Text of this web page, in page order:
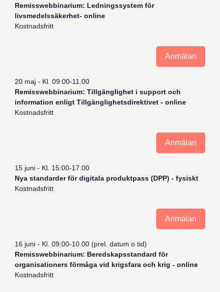
Remisswebbinarium: Ledningssystem för
livsmedelssäkerhet- online
Kostnadsfritt
Anmälan
20 maj - Kl. 09:00-11.00
Remisswebbinarium: Tillgänglighet i support och
information enligt Tillgänglighetsdirektivet - online
Kostnadsfritt
Anmälan
15 juni - Kl. 15:00-17.00
Nya standarder för digitala produktpass (DPP) - fysiskt
Kostnadsfritt
Anmälan
16 juni - Kl. 09:00-10.00 (prel. datum o tid)
Remisswebbinarium: Beredskapsstandard för
organisationers förmåga vid krigsfara och krig - online
Kostnadsfritt